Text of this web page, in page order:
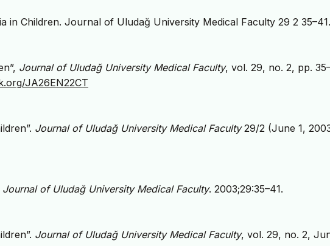
in Children. Journal of Uludağ University Medical Faculty 29 2 35–41.
Journal of Uludağ University Medical Faculty, vol. 29, no. 2, pp.
JA26EN22CT
Journal of Uludağ University Medical Faculty29/2 (June 1,
Journal of Uludağ University Medical Faculty. 2003;29:35–41.
Journal of Uludağ University Medical Faculty, vol. 29, no. 2,